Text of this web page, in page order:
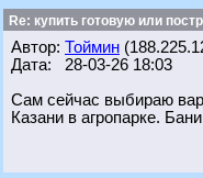
Re: купить готовую или
Автор: Тоймин
Дата: 28-03-26 18:03
Сам сейчас выбираю
Казани в агропарке.